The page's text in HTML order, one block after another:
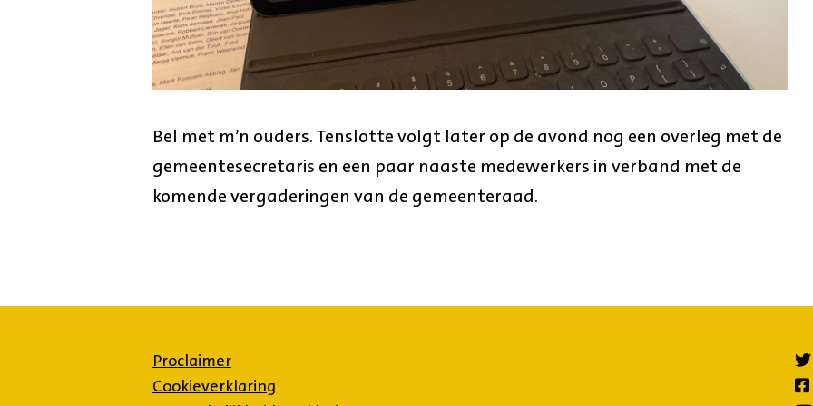
Bel met m’n ouders. Tenslotte volgt later op de avond nog een overleg met de
gemeentesecretaris en een paar naaste medewerkers in verband met de
komende vergaderingen van de gemeenteraad.
Proclaimer
Cookieverklaring